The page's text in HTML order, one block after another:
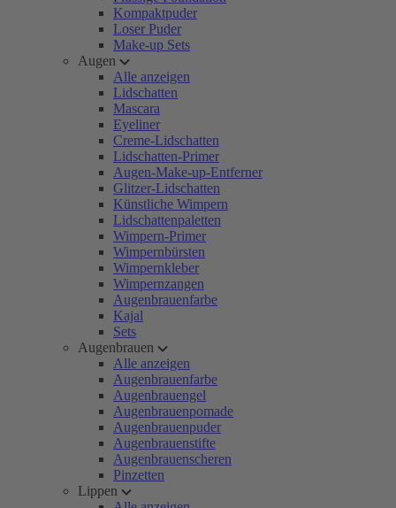
Kompaktpuder
Loser Puder
Make-up Sets
Augen
Alle anzeigen
Lidschatten
Mascara
Eyeliner
Creme-Lidschatten
Lidschatten-Primer
Augen-Make-up-Entferner
Glitzer-Lidschatten
Künstliche Wimpern
Lidschattenpaletten
Wimpern-Primer
Wimpernbürsten
Wimpernkleber
Wimpernzangen
Augenbrauenfarbe
Kajal
Sets
Augenbrauen
Alle anzeigen
Augenbrauenfarbe
Augenbrauengel
Augenbrauenpomade
Augenbrauenpuder
Augenbrauenstifte
Augenbrauenscheren
Pinzetten
Lippen